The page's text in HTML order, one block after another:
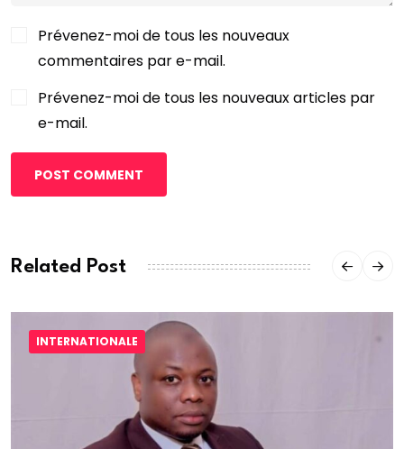
Prévenez-moi de tous les nouveaux
commentaires par e-mail.
Prévenez-moi de tous les nouveaux articles par
e-mail.
POST COMMENT
Related Post
INTERNATIONALE